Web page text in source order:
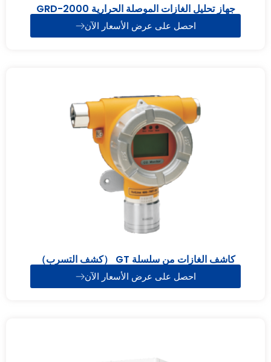
جهاز تحليل الغازات الموصلة الحرارية GRD-2000
احصل على عرض الأسعار الآن
كاشف الغازات من سلسلة GT （كشف التسرب）
احصل على عرض الأسعار الآن